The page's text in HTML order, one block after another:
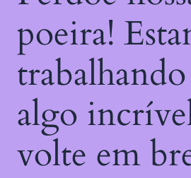
poeira!
algo
volte em